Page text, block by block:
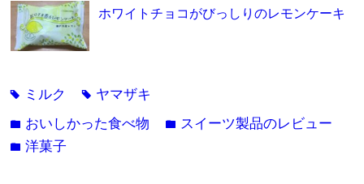
ホワイトチョコがびっしりのレモンケーキ
tag ミルク tag ヤマザキ
folder おいしかった食べ物 folder スイーツ製品のレビュー
folder洋菓子